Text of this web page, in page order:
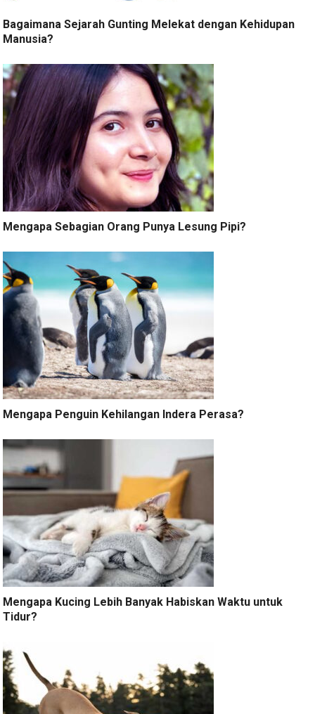
Bagaimana Sejarah Gunting Melekat dengan Kehidupan
Manusia?
Mengapa Sebagian Orang Punya Lesung Pipi?
Mengapa Penguin Kehilangan Indera Perasa?
Mengapa Kucing Lebih Banyak Habiskan Waktu untuk
Tidur?